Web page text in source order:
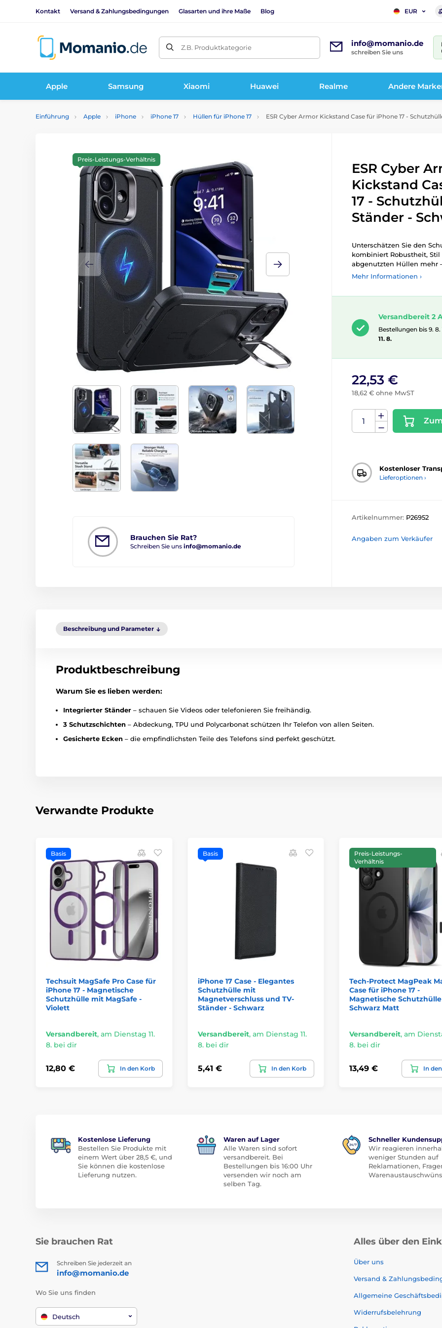
Kontakt Versand & Zahlungsbedingungen Glasarten und ihre Maße Blog EUR
Z.B. Produktkategorie info@momanio.de
schreiben Sie uns
Apple Samsung Xiaomi Huawei Realme Andere
Einführung Apple iPhone iPhone 17 Hüllen für iPhone 17 ESR Cyber Armor Kickstand Case für iPhone 17 -
Brauchen Sie Rat?
Schreiben Sie uns info@momanio.de
Preis-Leistungs-Verhältnis
ESR Cyber
Kickstand
17 -
Ständer -
Unterschätzen Sie den
kombiniert Robustheit,
abgenutzten Hüllen mehr
Mehr Informationen ›
Versandbereit 2
Bestellungen bis 9.
11. 8.
22,53 €
18,62 € ohne MwST
Kostenloser
Lieferoptionen ›
Artikelnummer: P26952
Angaben zum Verkäufer
Beschreibung und Parameter
Produktbeschreibung
Warum Sie es lieben werden:
Integrierter Ständer – schauen Sie Videos oder telefonieren Sie freihändig.
3 Schutzschichten – Abdeckung, TPU und Polycarbonat schützen Ihr Telefon von allen Seiten.
Gesicherte Ecken – die empfindlichsten Teile des Telefons sind perfekt geschützt.
Verwandte Produkte
Basis
Techsuit MagSafe Pro Case für
iPhone 17 - Magnetische
Schutzhülle mit MagSafe -
Violett
Versandbereit, am Dienstag 11.
8. bei dir
12,80 € In den Korb
Basis
iPhone 17 Case - Elegantes
Schutzhülle mit
Magnetverschluss und TV-
Ständer - Schwarz
Versandbereit, am Dienstag 11.
8. bei dir
5,41 € In den Korb
Preis-Leistungs-
Verhältnis
Tech-Protect MagPeak
Case für iPhone 17 -
Magnetische
Schwarz Matt
Versandbereit, am
8. bei dir
13,49 € In
Kostenlose Lieferung
Bestellen Sie Produkte mit
einem Wert über 28,5 €, und
Sie können die kostenlose
Lieferung nutzen.
Waren auf Lager
Alle Waren sind sofort
versandbereit. Bei
Bestellungen bis 16:00 Uhr
versenden wir noch am
selben Tag.
Schneller
Wir reagieren
weniger Stunden auf
Reklamationen,
Sie brauchen Rat
Schreiben Sie jederzeit an
info@momanio.de
Wo Sie uns finden
Deutsch
Alles über den
Über uns
Versand &
Allgemeine
Widerrufsbelehrung